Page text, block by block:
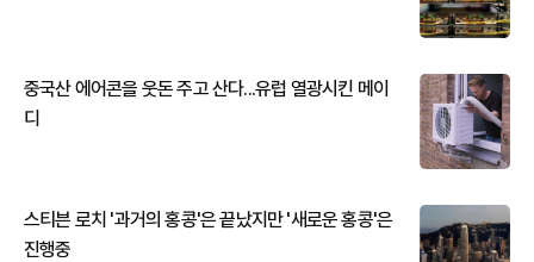
중국산 에어콘을 웃돈 주고 산다...유럽 열광시킨 메이
디
스티븐 로치 '과거의 홍콩'은 끝났지만 '새로운 홍콩'은
진행중